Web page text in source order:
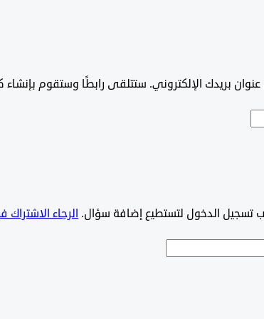
بريدك الإلكتروني. ستتلقى رابطًا وستقوم بإنشاء
تسجيل الدخول لتستطيع إضافة سؤال. الرجاء